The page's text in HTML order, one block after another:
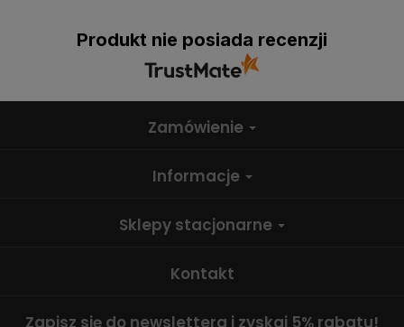
Produkt nie posiada recenzji
Zamówienie
Informacje
Sklepy stacjonarne
Kontakt
Zapisz się do newslettera i zyskaj 5% rabatu!